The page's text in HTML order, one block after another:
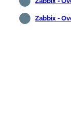
Zabbix -